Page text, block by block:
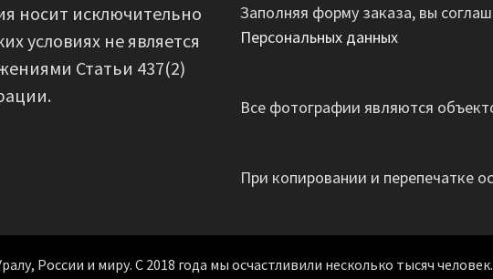
носит исключительно
условиях не является
Статьи 437(2)
Заполняя форму заказа, вы
Персональных данных
Все фотографии являются
При копировании и перепечатке
России и миру. С 2018 года мы осчастливили несколько тысяч человек.